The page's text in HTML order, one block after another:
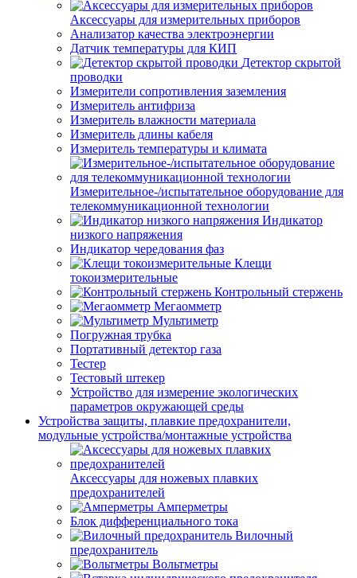
Аксессуары для измерительных приборов
Анализатор качества электроэнергии
Датчик температуры для КИП
Детектор скрытой
проводки
Измерители сопротивления заземления
Измеритель антифриза
Измеритель влажности материала
Измеритель длины кабеля
Измеритель температуры и климата
Измерительное-/испытательное оборудование для
телекоммуникационной технологии
Индикатор
низкого напряжения
Индикатор чередования фаз
Клещи
токоизмерительные
Контрольный стержень
Мегаомметр
Мультиметр
Погружная трубка
Портативный детектор газа
Тестер
Тестовый штекер
Устройство для измерение экологических
параметров окружающей среды
Устройства защиты, плавкие предохранители,
модульные устройства/монтажные устройства
Аксессуары для ножевых плавких
предохранителей
Амперметры
Блок дифференциального тока
Вилочный
предохранитель
Вольтметры